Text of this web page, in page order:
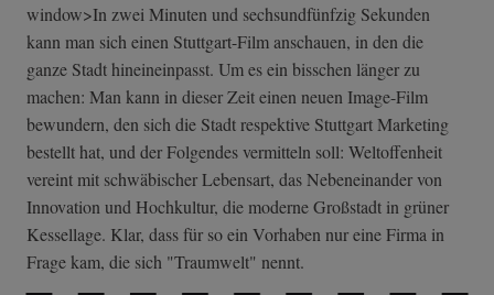
window>In zwei Minuten und sechsundfünfzig Sekunden
kann man sich einen Stuttgart-Film anschauen, in den die
ganze Stadt hineineinpasst. Um es ein bisschen länger zu
machen: Man kann in dieser Zeit einen neuen Image-Film
bewundern, den sich die Stadt respektive Stuttgart Marketing
bestellt hat, und der Folgendes vermitteln soll: Weltoffenheit
vereint mit schwäbischer Lebensart, das Nebeneinander von
Innovation und Hochkultur, die moderne Großstadt in grüner
Kessellage. Klar, dass für so ein Vorhaben nur eine Firma in
Frage kam, die sich "Traumwelt" nennt.